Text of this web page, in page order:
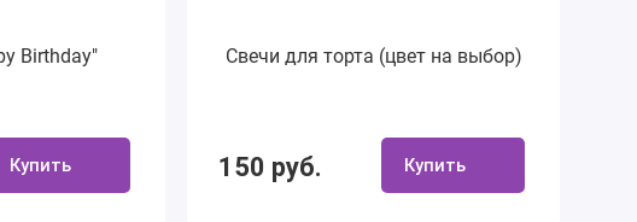
Birthday"
Купить
Свечи для торта (цвет на выбор)
150 руб. Купить